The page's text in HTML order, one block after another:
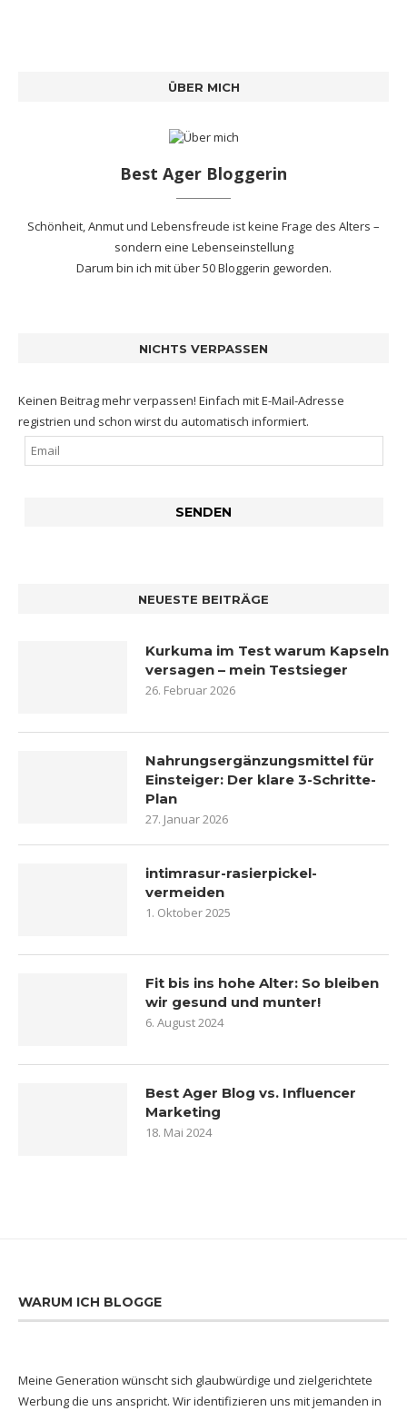
ÜBER MICH
Best Ager Bloggerin
Schönheit, Anmut und Lebensfreude ist keine Frage des Alters –
sondern eine Lebenseinstellung
Darum bin ich mitüber 50 Bloggerin geworden.
NICHTS VERPASSEN
Keinen Beitrag mehr verpassen! Einfach mit E-Mail-Adresse
registrien und schon wirst du automatisch informiert.
NEUESTE BEITRÄGE
Kurkuma im Test warum Kapseln
versagen – mein Testsieger
26. Februar 2026
Nahrungsergänzungsmittel für
Einsteiger: Der klare 3-Schritte-
Plan
27. Januar 2026
intimrasur-rasierpickel-
vermeiden
1. Oktober 2025
Fit bis ins hohe Alter: So bleiben
wir gesund und munter!
6. August 2024
Best Ager Blog vs. Influencer
Marketing
18. Mai 2024
WARUM ICH BLOGGE
Meine Generation wünscht sich glaubwürdige und zielgerichtete
Werbung die uns anspricht. Wir identifizieren uns mit jemanden in